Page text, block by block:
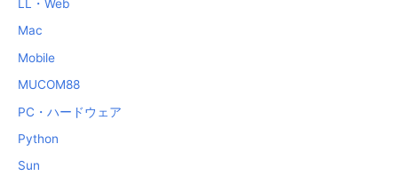
LL・Web
Mac
Mobile
MUCOM88
PC・ハードウェア
Python
Sun